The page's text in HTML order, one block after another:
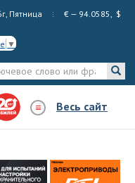
Пятница € — 94.0585, $
▼
Весь сайт